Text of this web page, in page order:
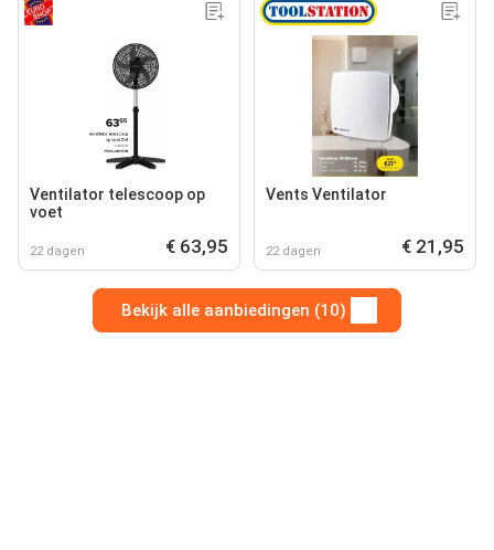
Ventilator telescoop op
voet
22 dagen € 63,95
Vents Ventilator
22 dagen € 21,95
Bekijk alle aanbiedingen (10)